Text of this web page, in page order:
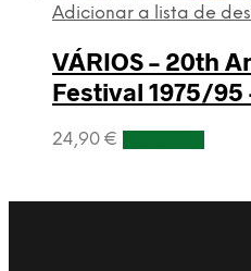
Adicionar a lista de
VÁRIOS – 20th
Festival 1975/95
24,90 €